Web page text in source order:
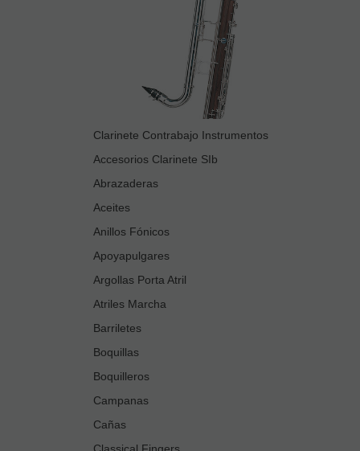
Clarinete Contrabajo Instrumentos
Accesorios Clarinete SIb
Abrazaderas
Aceites
Anillos Fónicos
Apoyapulgares
Argollas Porta Atril
Atriles Marcha
Barriletes
Boquillas
Boquilleros
Campanas
Cañas